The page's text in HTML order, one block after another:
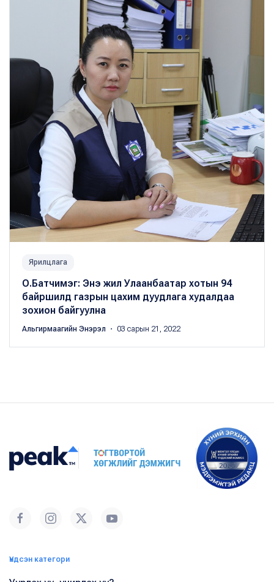
Ярилцлага
О.Батчимэг: Энэ жил Улаанбаатар хотын 94
байршилд газрын цахим дуудлага худалдаа
зохион байгуулна
Альгирмаагийн Энэрэл ・ 03 сарын 21, 2022
Үндсэн категори